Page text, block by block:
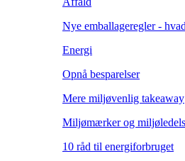
Nye emballageregler -
Energi
Opnå besparelser
Mere miljøvenlig takeaway
Miljømærker og
10 råd til energiforbruget